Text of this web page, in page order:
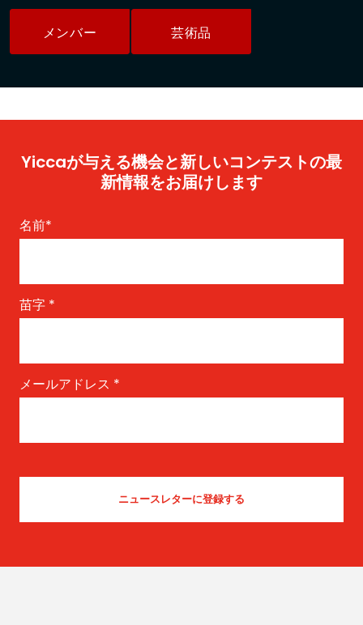
メンバー 芸術品
Yiccaが与える機会と新しいコンテストの最
新情報をお届けします
名前*
苗字 *
メールアドレス *